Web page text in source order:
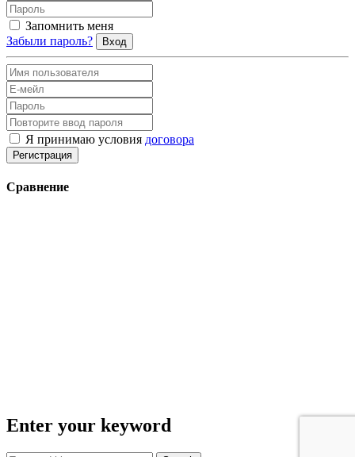
Запомнить меня
Забыли пароль?
Вход
Я принимаю условия договора
Регистрация
Сравнение
Enter your keyword